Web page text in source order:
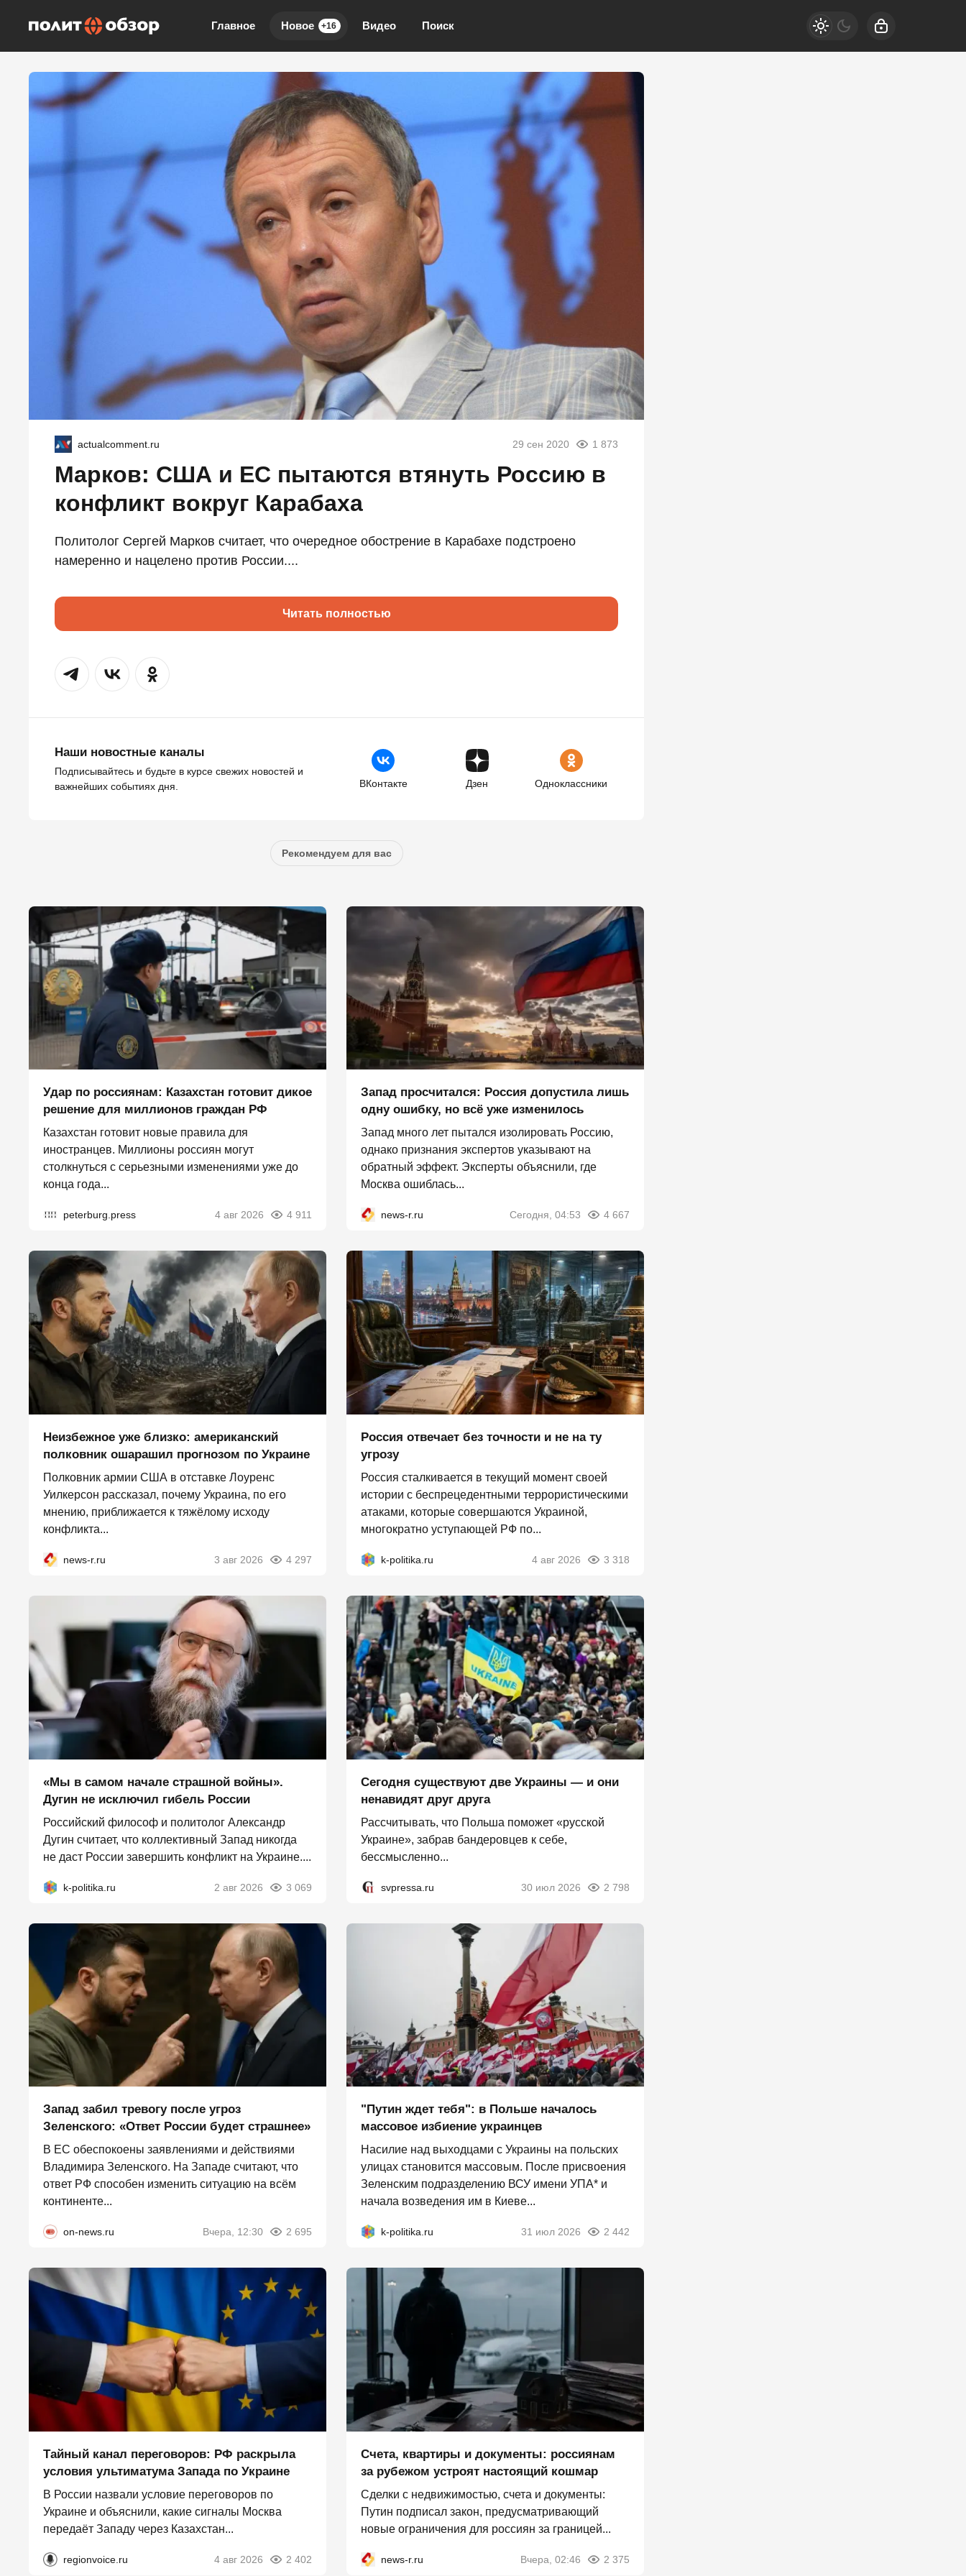
Главное Новое +16 Видео Поиск
actualcomment.ru 29 сен 2020 1 873
Марков: США и ЕС пытаются втянуть Россию в
конфликт вокруг Карабаха
Политолог Сергей Марков считает, что очередное обострение в Карабахе подстроено
намеренно и нацелено против России....
Читать полностью
Наши новостные каналы
Подписывайтесь и будьте в курсе свежих новостей и
важнейших событиях дня.
ВКонтакте Дзен Одноклассники
Рекомендуем для вас
Удар по россиянам: Казахстан готовит дикое
решение для миллионов граждан РФ
Казахстан готовит новые правила для
иностранцев. Миллионы россиян могут
столкнуться с серьезными изменениями уже до
конца года...
peterburg.press 4 авг 2026 4 911
Запад просчитался: Россия допустила лишь
одну ошибку, но всё уже изменилось
Запад много лет пытался изолировать Россию,
однако признания экспертов указывают на
обратный эффект. Эксперты объяснили, где
Москва ошиблась...
news-r.ru Сегодня, 04:53 4 667
Неизбежное уже близко: американский
полковник ошарашил прогнозом по Украине
Полковник армии США в отставке Лоуренс
Уилкерсон рассказал, почему Украина, по его
мнению, приближается к тяжёлому исходу
конфликта...
news-r.ru 3 авг 2026 4 297
Россия отвечает без точности и не на ту
угрозу
Россия сталкивается в текущий момент своей
истории с беспрецедентными террористическими
атаками, которые совершаются Украиной,
многократно уступающей РФ по...
k-politika.ru 4 авг 2026 3 318
«Мы в самом начале страшной войны».
Дугин не исключил гибель России
Российский философ и политолог Александр
Дугин считает, что коллективный Запад никогда
не даст России завершить конфликт на Украине....
k-politika.ru 2 авг 2026 3 069
Сегодня существуют две Украины — и они
ненавидят друг друга
Рассчитывать, что Польша поможет «русской
Украине», забрав бандеровцев к себе,
бессмысленно...
svpressa.ru 30 июл 2026 2 798
Запад забил тревогу после угроз
Зеленского: «Ответ России будет страшнее»
В ЕС обеспокоены заявлениями и действиями
Владимира Зеленского. На Западе считают, что
ответ РФ способен изменить ситуацию на всём
континенте...
on-news.ru Вчера, 12:30 2 695
"Путин ждет тебя": в Польше началось
массовое избиение украинцев
Насилие над выходцами с Украины на польских
улицах становится массовым. После присвоения
Зеленским подразделению ВСУ имени УПА* и
начала возведения им в Киеве...
k-politika.ru 31 июл 2026 2 442
Тайный канал переговоров: РФ раскрыла
условия ультиматума Запада по Украине
В России назвали условие переговоров по
Украине и объяснили, какие сигналы Москва
передаёт Западу через Казахстан...
regionvoice.ru 4 авг 2026 2 402
Счета, квартиры и документы: россиянам
за рубежом устроят настоящий кошмар
Сделки с недвижимостью, счета и документы:
Путин подписал закон, предусматривающий
новые ограничения для россиян за границей...
news-r.ru Вчера, 02:46 2 375